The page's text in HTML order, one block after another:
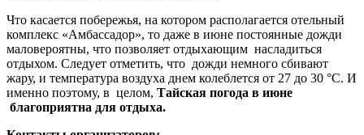
Что касается побережья, на котором располагается отельный
комплекс «Амбассадор», то даже в июне постоянные дожди
маловероятны, что позволяет отдыхающим насладиться
отдыхом. Следует отметить, что дожди немного сбивают
жару, и температура воздуха днем колеблется от 27 до 30 °С. И
именно поэтому, в целом, Тайская погода в июне
благоприятна для отдыха.